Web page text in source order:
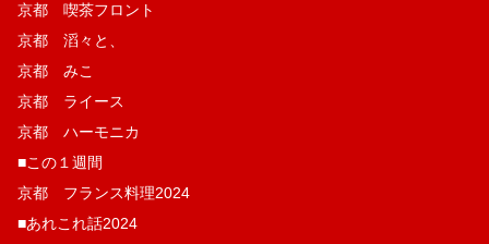
京都 喫茶フロント
京都 滔々と、
京都 みこ
京都 ライース
京都 ハーモニカ
■この１週間
京都 フランス料理2024
■あれこれ話2024